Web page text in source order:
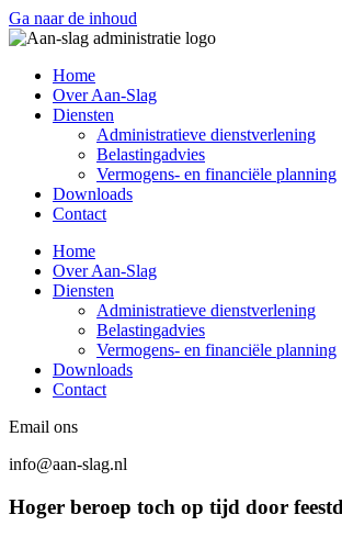
Ga naar de inhoud
Home
Over Aan-Slag
Diensten
Administratieve dienstverlening
Belastingadvies
Vermogens- en financiële planning
Downloads
Contact
Home
Over Aan-Slag
Diensten
Administratieve dienstverlening
Belastingadvies
Vermogens- en financiële planning
Downloads
Contact
Email ons
info@aan-slag.nl
Hoger beroep toch op tijd door